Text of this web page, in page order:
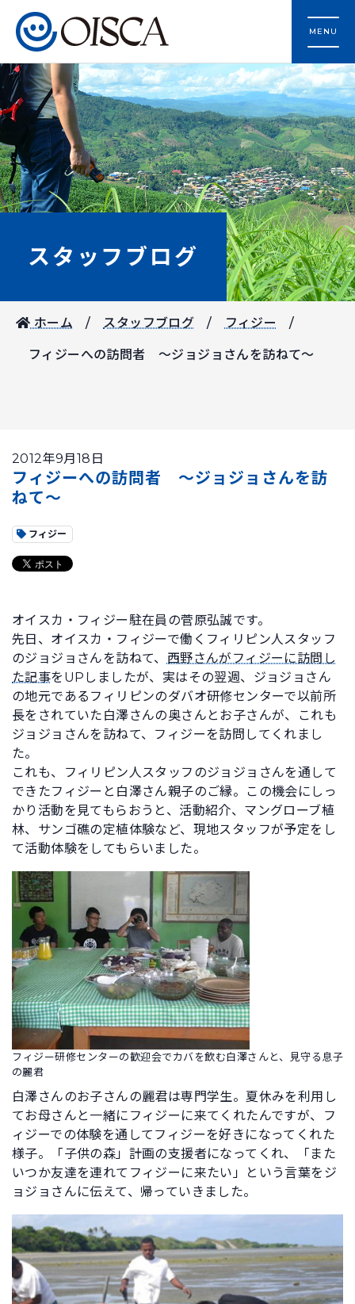
MENU
スタッフブログ
ホーム スタッフブログ フィジー
フィジーへの訪問者 ～ジョジョさんを訪ねて～
2012年9月18日
フィジーへの訪問者 ～ジョジョさんを訪
ねて～
フィジー
オイスカ・フィジー駐在員の菅原弘誠です。
先日、オイスカ・フィジーで働くフィリピン人スタッフ
のジョジョさんを訪ねて、 西野さんがフィジーに訪問し
た記事をUPしましたが、実はその翌週、ジョジョさん
の地元であるフィリピンのダバオ研修センターで以前所
長をされていた白澤さんの奥さんとお子さんが、これも
ジョジョさんを訪ねて、フィジーを訪問してくれまし
た。
これも、フィリピン人スタッフのジョジョさんを通して
できたフィジーと白澤さん親子のご縁。この機会にしっ
かり活動を見てもらおうと、活動紹介、マングローブ植
林、サンゴ礁の定植体験など、現地スタッフが予定をし
て活動体験をしてもらいました。
フィジー研修センターの歓迎会でカバを飲む白澤さんと、見守る息子
の麗君
白澤さんのお子さんの麗君は専門学生。夏休みを利用し
てお母さんと一緒にフィジーに来てくれたんですが、フ
ィジーでの体験を通してフィジーを好きになってくれた
様子。「子供の森」計画の支援者になってくれ、「また
いつか友達を連れてフィジーに来たい」という言葉をジ
ョジョさんに伝えて、帰っていきました。